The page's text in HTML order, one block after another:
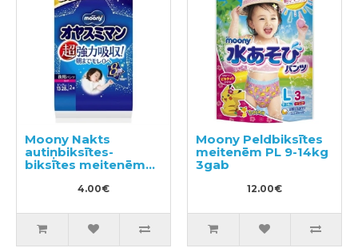
Moony Nakts
autiņbiksītes-
biksītes meitenēm
4.00€
Moony Peldbiksītes
meitenēm PL 9-14kg
3gab
12.00€